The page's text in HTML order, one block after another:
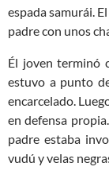
espada samurái.
padre con unos
Él joven terminó
estuvo a punto
encarcelado.
en defensa
padre estaba
vudú y velas